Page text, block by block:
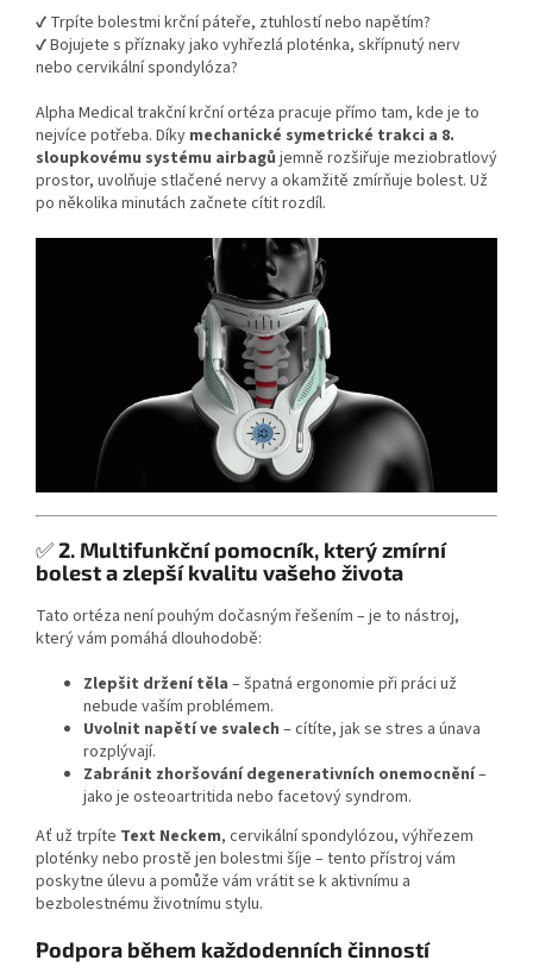
✔ Trpíte bolestmi krční páteře, ztuhlostí nebo napětím?
✔ Bojujete s příznaky jako vyhřezlá ploténka, skřípnutý nerv
nebo cervikální spondylóza?
Alpha Medical trakční krční ortéza pracuje přímo tam, kde je to
nejvíce potřeba. Díky mechanické symetrické trakci a 8.
sloupkovému systému airbagů jemně rozšiřuje meziobratlový
prostor, uvolňuje stlačené nervy a okamžitě zmírňuje bolest. Už
po několika minutách začnete cítit rozdíl.
✅2. Multifunkční pomocník, který zmírní
bolest a zlepší kvalitu vašeho života
Tato ortéza není pouhým dočasným řešením – je to nástroj,
který vám pomáhá dlouhodobě:
Zlepšit držení těla – špatná ergonomie při práci už
nebude vaším problémem.
Uvolnit napětí ve svalech – cítíte, jak se stres a únava
rozplývají.
Zabránit zhoršování degenerativních onemocnění–
jako je osteoartritida nebo facetový syndrom.
Ať už trpíte Text Neckem, cervikální spondylózou, výhřezem
ploténky nebo prostě jen bolestmi šíje – tento přístroj vám
poskytne úlevu a pomůže vám vrátit se k aktivnímu a
bezbolestnému životnímu stylu.
Podpora během každodenních činností